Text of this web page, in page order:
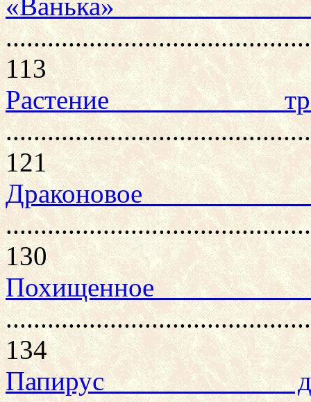
113
Растение
121
130
134
Папирус